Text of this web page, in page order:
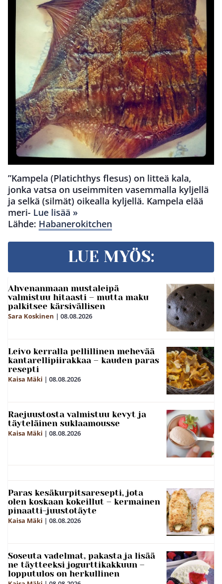
”Kampela (Platichthys flesus) on litteä kala,
jonka vatsa on useimmiten vasemmalla kyljellä
ja selkä (silmät) oikealla kyljellä. Kampela elää
meri- Lue lisää »
Lähde: Habanerokitchen
LUE MYÖS:
Ahvenanmaan mustaleipä
valmistuu hitaasti – mutta maku
palkitsee kärsivällisen
Sara Koskinen | 08.08.2026
Leivo kerralla pellillinen mehevää
kantarellipiirakkaa – kauden paras
resepti
Kaisa Mäki | 08.08.2026
Raejuustosta valmistuu kevyt ja
täyteläinen suklaamousse
Kaisa Mäki | 08.08.2026
Paras kesäkurpitsaresepti, jota
olen koskaan kokeillut – kermainen
pinaatti-juustotäyte
Kaisa Mäki | 08.08.2026
Soseuta vadelmat, pakasta ja lisää
ne täytteeksi jogurttikakkuun –
lopputulos on herkullinen